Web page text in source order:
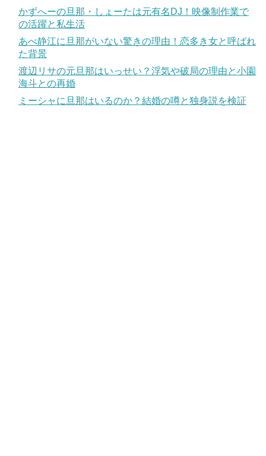
かずへーの旦那・しょーたは元有名DJ！映像制作業で
の活躍と私生活
あべ静江に旦那がいない驚きの理由！恋多き女と呼ばれ
た背景
渡辺リサの元旦那はいっせい？浮気や破局の理由と小園
海斗との再婚
ミーシャに旦那はいるのか？結婚の噂と独身説を検証